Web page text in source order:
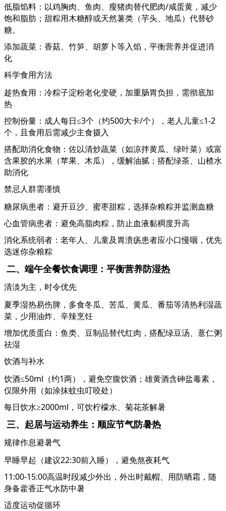
低脂馅料：以鸡胸肉、鱼肉、瘦猪肉替代肥肉/咸蛋黄，减少
饱和脂肪；甜粽用木糖醇或天然薯类（芋头、地瓜）代替砂
糖。
添加蔬菜：香菇、竹笋、胡萝卜等入馅，平衡营养并促进消
化
科学食用方法
趁热食用：冷粽子淀粉老化变硬，加重肠胃负担，需彻底加
热
控制份量：成人每日≤3个（约500大卡/个），老人儿童≤1-2
个，且食用后需减少主食摄入
搭配助消化食物：佐以清炒蔬菜（如凉拌黄瓜、绿叶菜）或富
含果胶的水果（苹果、木瓜），缓解油腻；搭配绿茶、山楂水
助消化
禁忌人群需谨慎
糖尿病患者：避开豆沙、蜜枣甜粽，选择杂粮粽并监测血糖
心血管病患者：避免高脂肉粽，防止血液黏稠度升高
消化系统弱者：老年人、儿童及胃溃疡患者应小口慢咽，优先
选迷你杂粮粽
二、端午全餐饮食调理：平衡营养防湿热
清淡为主，时令优先
夏季湿热易伤脾，多食冬瓜、苦瓜、黄瓜、番茄等清热利湿蔬
菜，少用油炸、辛辣烹饪
增加优质蛋白：鱼类、豆制品替代红肉，搭配绿豆汤、薏仁粥
祛湿
饮酒与补水
饮酒≤50ml（约1两），避免空腹饮酒；雄黄酒含砷盐毒素，
仅限外用（如涂抹蚊虫叮咬处）
每日饮水≥2000ml，可饮柠檬水、菊花茶解暑
三、起居与运动养生：顺应节气防暑热
规律作息避暑气
早睡早起（建议22:30前入睡），避免熬夜耗气
11:00-15:00高温时段减少外出，外出时戴帽、用防晒霜，随
身备藿香正气水防中暑
适度运动促循环